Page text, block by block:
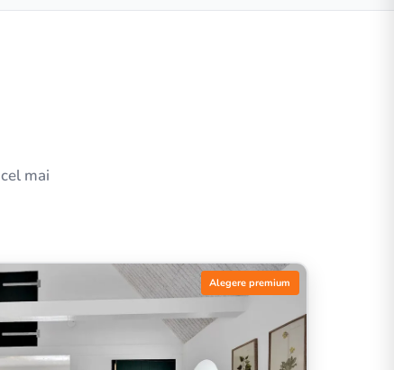
mai
Alegere premium